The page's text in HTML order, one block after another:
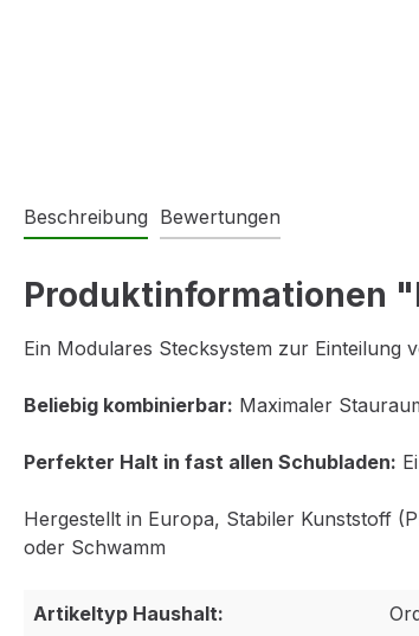
Beschreibung Bewertungen
Produktinformationen
Ein Modulares Stecksystem zur Einteilung
Beliebig kombinierbar: Maximaler
Perfekter Halt in fast allen Schubladen:
Hergestellt in Europa, Stabiler Kunststoff
oder Schwamm
Artikeltyp Haushalt: